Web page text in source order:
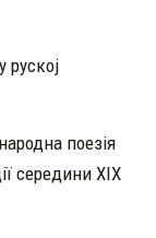
руској
поезія
середини ХІХ